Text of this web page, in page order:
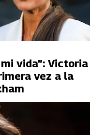
vida”: Victoria
vez a la